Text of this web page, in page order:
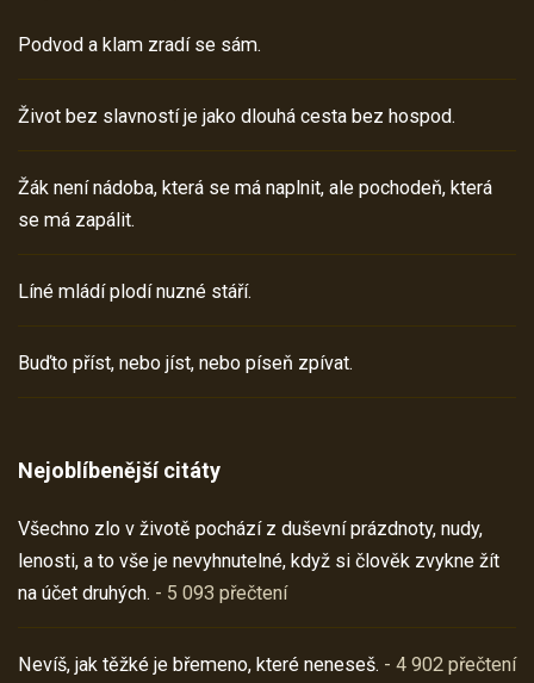
Podvod a klam zradí se sám.
Život bez slavností je jako dlouhá cesta bez hospod.
Žák není nádoba, která se má naplnit, ale pochodeň, která
se má zapálit.
Líné mládí plodí nuzné stáří.
Buďto příst, nebo jíst, nebo píseň zpívat.
Nejoblíbenější citáty
Všechno zlo v životě pochází z duševní prázdnoty, nudy,
lenosti, a to vše je nevyhnutelné, když si člověk zvykne žít
na účet druhých. - 5 093 přečtení
Nevíš, jak těžké je břemeno, které neneseš. - 4 902 přečtení